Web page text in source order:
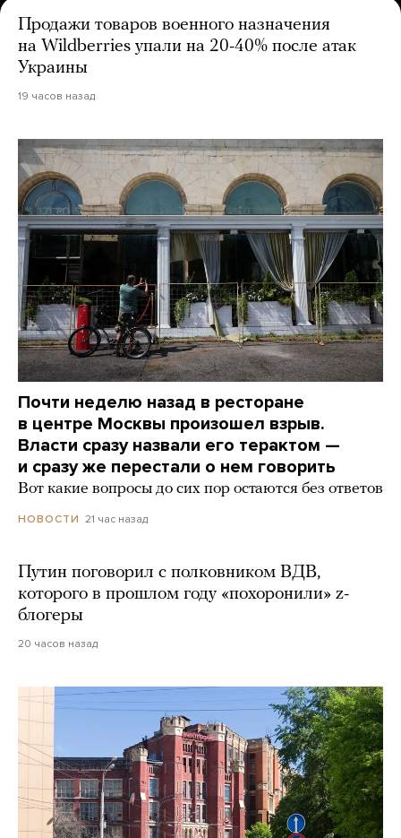
Продажи товаров военного назначения
на Wildberries упали на 20-40% после атак
Украины
19 часов назад
Почти неделю назад в ресторане
в центре Москвы произошел взрыв.
Власти сразу назвали его терактом —
и сразу же перестали о нем говорить
Вот какие вопросы до сих пор остаются без ответов
НОВОСТИ 21 час назад
Путин поговорил с полковником ВДВ,
которого в прошлом году «похоронили» z-
блогеры
20 часов назад